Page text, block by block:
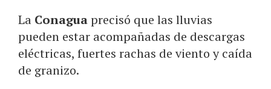
La Conaguaprecisó que las lluvias
pueden estar acompañadas de descargas
eléctricas, fuertes rachas de viento y caída
de granizo.